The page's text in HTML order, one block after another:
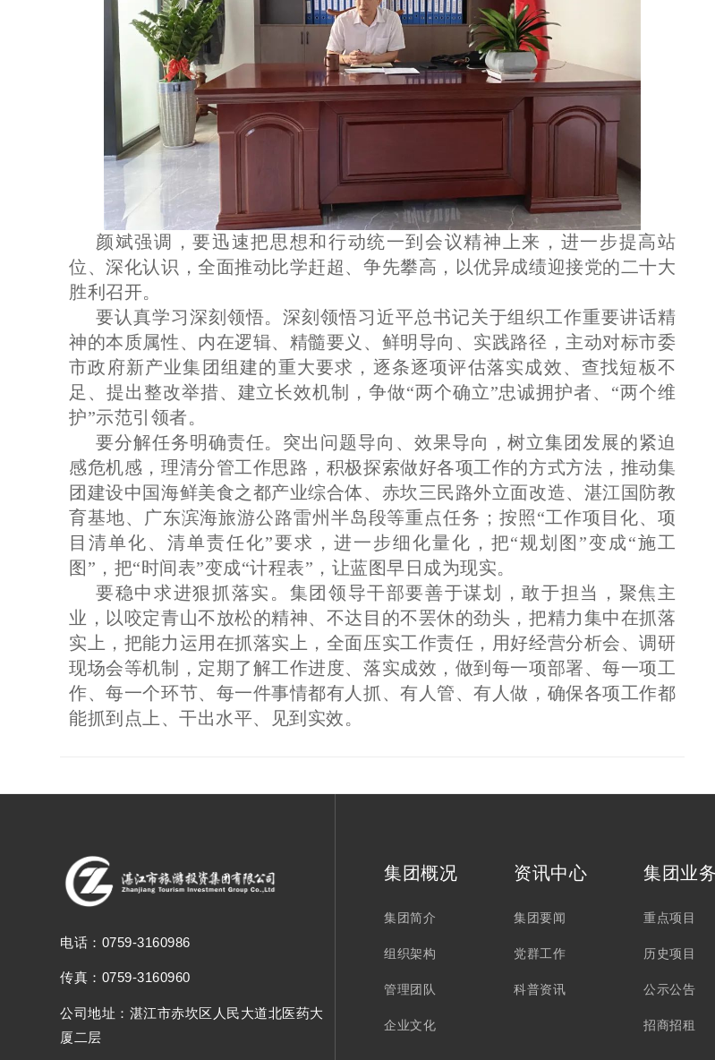
颜斌强调，要迅速把思想和行动统一到会议精神上来，进一步提高站
位、深化认识，全面推动比学赶超、争先攀高，以优异成绩迎接党的二十大
胜利召开。
要认真学习深刻领悟。深刻领悟习近平总书记关于组织工作重要讲话精
神的本质属性、内在逻辑、精髓要义、鲜明导向、实践路径，主动对标市委
市政府新产业集团组建的重大要求，逐条逐项评估落实成效、查找短板不
足、提出整改举措、建立长效机制，争做“两个确立”忠诚拥护者、“两个维
护”示范引领者。
要分解任务明确责任。突出问题导向、效果导向，树立集团发展的紧迫
感危机感，理清分管工作思路，积极探索做好各项工作的方式方法，推动集
团建设中国海鲜美食之都产业综合体、赤坎三民路外立面改造、湛江国防教
育基地、广东滨海旅游公路雷州半岛段等重点任务；按照“工作项目化、项
目清单化、清单责任化”要求，进一步细化量化，把“规划图”变成“施工
图”，把“时间表”变成“计程表”，让蓝图早日成为现实。
要稳中求进狠抓落实。集团领导干部要善于谋划，敢于担当，聚焦主
业，以咬定青山不放松的精神、不达目的不罢休的劲头，把精力集中在抓落
实上，把能力运用在抓落实上，全面压实工作责任，用好经营分析会、调研
现场会等机制，定期了解工作进度、落实成效，做到每一项部署、每一项工
作、每一个环节、每一件事情都有人抓、有人管、有人做，确保各项工作都
能抓到点上、干出水平、见到实效。
电话： 0759-3160986
传真：0759-3160960
公司地址： 湛江市赤坎区人民大道北医药大
厦二层
集团概况
集团简介
组织架构
管理团队
企业文化
资讯中心
集团要闻
党群工作
科普资讯
集团业务
重点项目
历史项目
公示公告
招商招租